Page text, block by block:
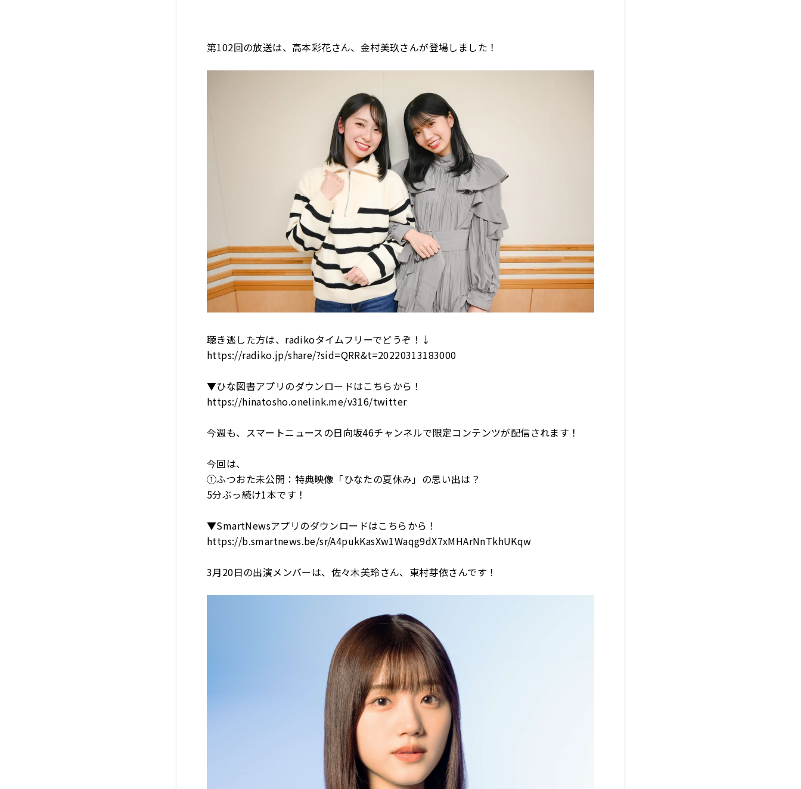
第102回の放送は、高本彩花さん、金村美玖さんが登場しました！
聴き逃した方は、 radikoタイムフリーでどうぞ！ ↓
https://radiko.jp/share/?sid=QRR&t=20220313183000
▼ひな図書アプリのダウンロードはこちらから！
https://hinatosho.onelink.me/v316/twitter
今週も、スマートニュースの日向坂46チャンネルで限定コンテンツが配信されます！
今回は、
①ふつおた未公開：特典映像「ひなたの夏休み」の思い出は？
5分ぶっ続け1本です！
▼SmartNewsアプリのダウンロードはこちらから！
https://b.smartnews.be/sr/A4pukKasXw1Waqg9dX7xMHArNnTkhUKqw
3月20日の出演メンバーは、佐々木美玲さん、東村芽依さんです！